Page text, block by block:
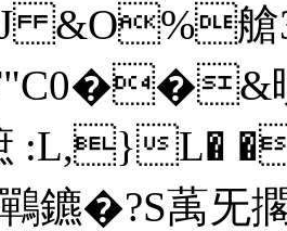
艙3�(
:L,}L�
鑣�?S萭旡